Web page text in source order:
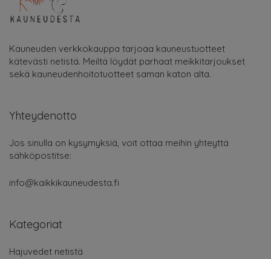
Kauneuden verkkokauppa tarjoaa kauneustuotteet
kätevästi netistä. Meiltä löydät parhaat meikkitarjoukset
sekä kauneudenhoitotuotteet saman katon alta.
Yhteydenotto
Jos sinulla on kysymyksiä, voit ottaa meihin yhteyttä
sähköpostitse:
info@kaikkikauneudesta.fi
Kategoriat
Hajuvedet netistä